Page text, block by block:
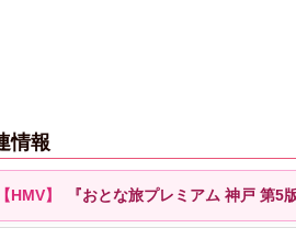
情報
『おとな旅プレミアム 神戸 第5